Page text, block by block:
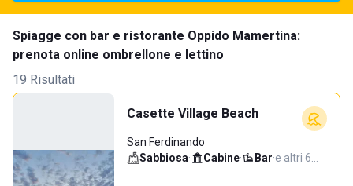
Spiagge con bar e ristorante Oppido Mamertina:
prenota online ombrellone e lettino
19 Risultati
Casette Village Beach
San Ferdinando
Sabbiosa· Cabine· Bar·e altri 6…